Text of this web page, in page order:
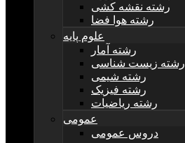
رشته نقشه کشی
رشته هوا فضا
علوم پایه
رشته آمار
رشته زیست شناسی
رشته شیمی
رشته فیزیک
رشته ریاضیات
عمومی
دروس عمومی